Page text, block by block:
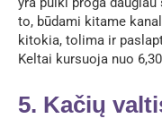
to, būdami kitame
kitokia, tolima ir
Keltai kursuoja nuo
5. Kačių